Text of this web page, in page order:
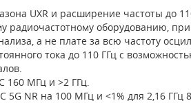
UXR и расширение частоты до
радиочастотному оборудованию,
а не плате за всю частоту
тока до 110 ГГц с
160 МГц и >2 ГГц.
NR на 100 МГц и <1% для 2,16 ГГц